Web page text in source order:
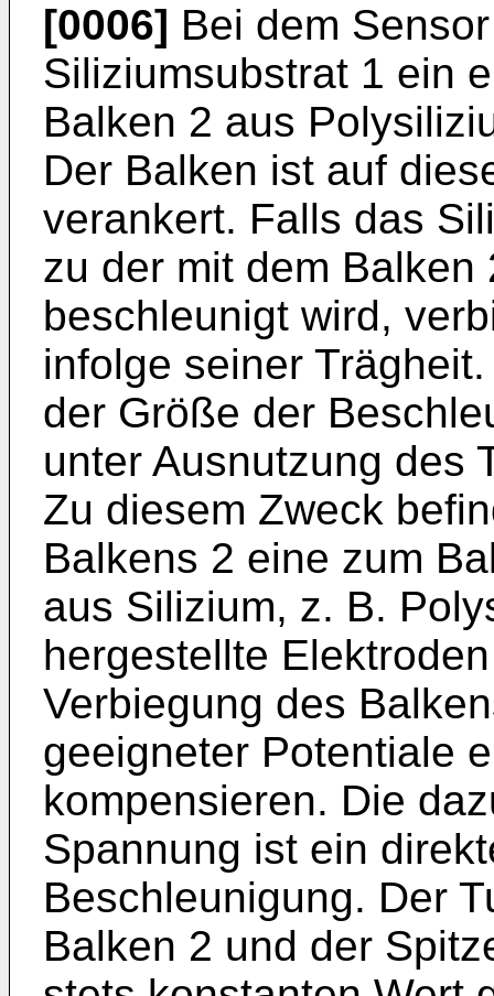
[0006] Bei dem
Siliziumsubstrat 1 ein
Balken 2 aus
Der Balken ist auf
verankert. Falls das
zu der mit dem
beschleunigt wird,
infolge seiner
der Größe der
unter Ausnutzung des
Zu diesem Zweck
Balkens 2 eine zum
aus Silizium, z. B.
hergestellte
Verbiegung des
geeigneter Potentiale
kompensieren. Die
Spannung ist ein
Beschleunigung. Der
Balken 2 und der